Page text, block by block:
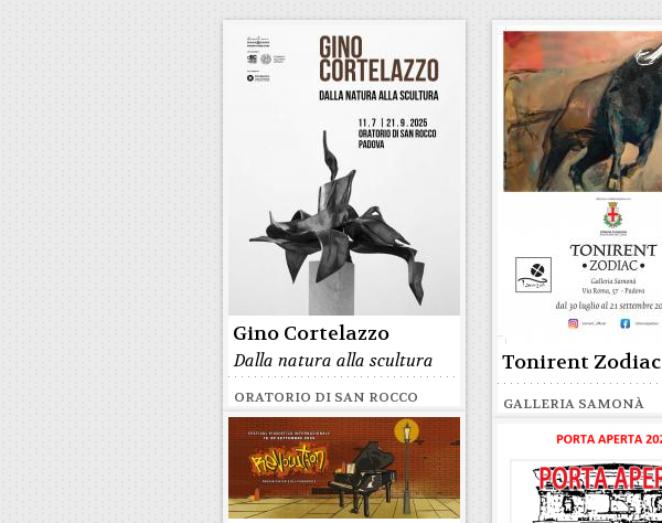
Gino Cortelazzo
Dalla natura alla scultura
ORATORIO DI SAN ROCCO
Tonirent Zodiac
GALLERIA SAMONÀ